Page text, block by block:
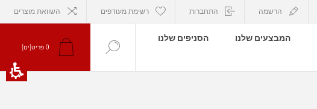
הרשמה התחברות רשימת מעודפים השוואת מוצרים
המבצעים שלנו
הסניפים שלנו
0 פריט[ים]